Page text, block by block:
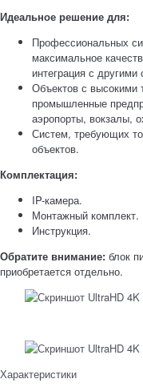
Идеальное решение для:
Профессиональных
максимальное
интеграция с
Объектов с высокими
промышленные
аэропорты, вокзалы,
Систем, требующих
объектов.
Комплектация:
IP-камера.
Монтажный комплект.
Инструкция.
Обратите внимание: блок
приобретается отдельно.
Характеристики